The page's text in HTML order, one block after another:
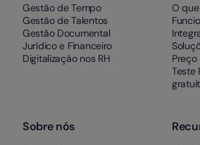
Gestão de Tempo
Gestão de Talentos
Gestão Documental
Jurídico e Financeiro
Digitalização nos RH
O
Preço
Teste
Sobre nós